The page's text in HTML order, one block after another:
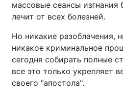
массовые сеансы изгнания
лечит от всех болезней.
Но никакие разоблачения,
никакое криминальное
сегодня собирать полные
все это только укрепляет
своего "апостола".